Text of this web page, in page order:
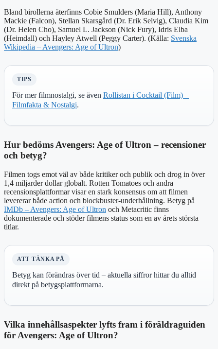
Bland birollerna återfinns Cobie Smulders (Maria Hill), Anthony
Mackie (Falcon), Stellan Skarsgård (Dr. Erik Selvig), Claudia Kim
(Dr. Helen Cho), Samuel L. Jackson (Nick Fury), Idris Elba
(Heimdall) och Hayley Atwell (Peggy Carter). (Källa: Svenska
Wikipedia – Avengers: Age of Ultron)
TIPS
För mer filmnostalgi, se även Rollistan i Cocktail (Film) –
Filmfakta & Nostalgi.
Hur bedöms Avengers: Age of Ultron – recensioner
och betyg?
Filmen togs emot väl av både kritiker och publik och drog in över
1,4 miljarder dollar globalt. Rotten Tomatoes och andra
recensionsplattformar visar en stark konsensus om att filmen
levererar både action och blockbuster-underhållning. Betyg på
IMDb – Avengers: Age of Ultron och Metacritic finns
dokumenterade och stöder filmens status som en av årets största
titlar.
ATT TÄNKA PÅ
Betyg kan förändras över tid – aktuella siffror hittar du alltid
direkt på betygsplattformarna.
Vilka innehållsaspekter lyfts fram i föräldraguiden
för Avengers: Age of Ultron?